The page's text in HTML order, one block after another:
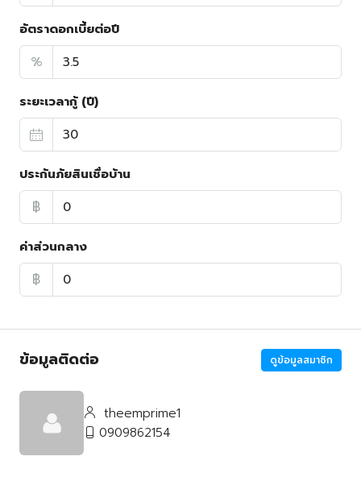
อัตราดอกเบี้ยต่อปี
%
ระยะเวลากู้ (ปี)
ประกันภัยสินเชื่อบ้าน
฿
ค่าส่วนกลาง
฿
ข้อมูลติดต่อ ดูข้อมูลสมาชิก
theemprime1
0909862154